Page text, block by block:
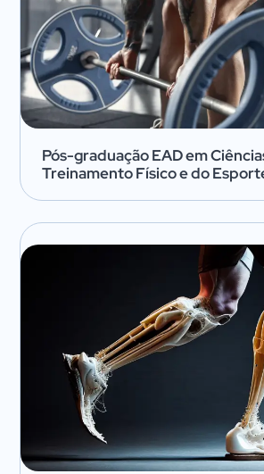
Pós-graduação EAD em
Treinamento Físico e do